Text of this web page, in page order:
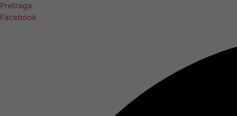
Pretraga
Facebook